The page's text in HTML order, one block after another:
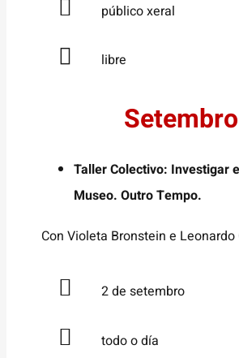
público xeral
libre
Setembro
Taller Colectivo: Investigar
Museo. Outro Tempo.
Con Violeta Bronstein e Leonardo
2 de setembro
todo o día